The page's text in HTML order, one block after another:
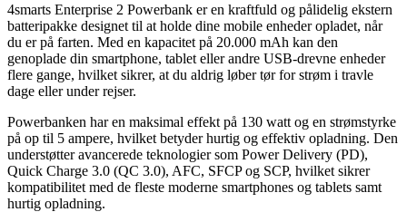
4smarts Enterprise 2 Powerbank er en kraftfuld og pålidelig ekstern
batteripakke designet til at holde dine mobile enheder opladet, når
du er på farten. Med en kapacitet på 20.000 mAh kan den
genoplade din smartphone, tablet eller andre USB-drevne enheder
flere gange, hvilket sikrer, at du aldrig løber tør for strøm i travle
dage eller under rejser.
Powerbanken har en maksimal effekt på 130 watt og en strømstyrke
på op til 5 ampere, hvilket betyder hurtig og effektiv opladning. Den
understøtter avancerede teknologier som Power Delivery (PD),
Quick Charge 3.0 (QC 3.0), AFC, SFCP og SCP, hvilket sikrer
kompatibilitet med de fleste moderne smartphones og tablets samt
hurtig opladning.